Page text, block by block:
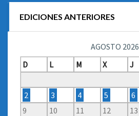
EDICIONES ANTERIORES
AGOSTO 2026
D
L M X J
2
3 4 5 6
9
10 11 12 13